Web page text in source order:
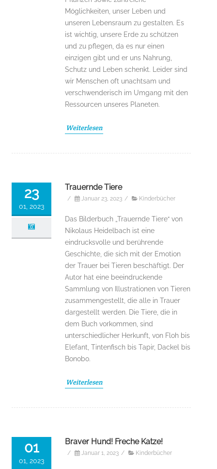
Möglichkeiten, unser Leben und
unseren Lebensraum zu gestalten. Es
ist wichtig, unsere Erde zu schützen
und zu pflegen, da es nur einen
einzigen gibt und er uns Nahrung,
Schutz und Leben schenkt. Leider sind
wir Menschen oft unachtsam und
verschwenderisch im Umgang mit den
Ressourcen unseres Planeten.
Weiterlesen
23
01, 2023
Trauernde Tiere
/ Januar 23, 2023 / Kinderbücher
Das Bilderbuch „Trauernde Tiere“ von
Nikolaus Heidelbach ist eine
eindrucksvolle und berührende
Geschichte, die sich mit der Emotion
der Trauer bei Tieren beschäftigt. Der
Autor hat eine beeindruckende
Sammlung von Illustrationen von Tieren
zusammengestellt, die alle in Trauer
dargestellt werden. Die Tiere, die in
dem Buch vorkommen, sind
unterschiedlicher Herkunft, von Floh bis
Elefant, Tintenfisch bis Tapir, Dackel bis
Bonobo.
Weiterlesen
01
01, 2023
Braver Hund! Freche Katze!
/ Januar 1, 2023 / Kinderbücher